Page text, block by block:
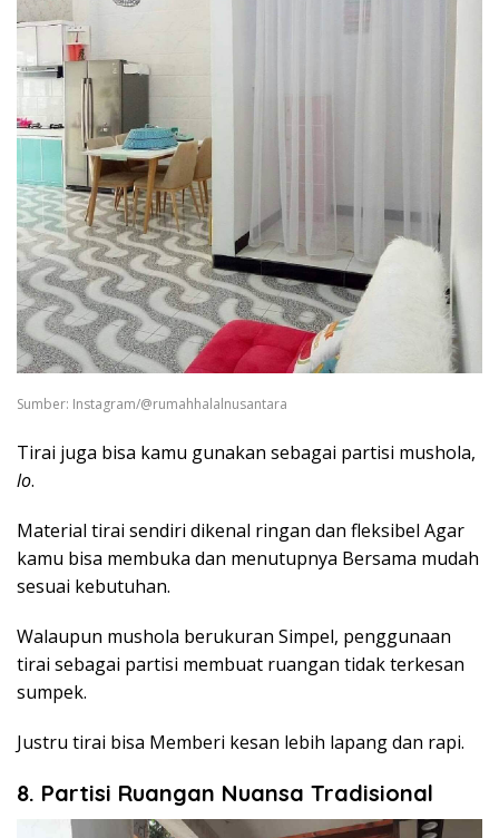
Sumber: Instagram/@rumahhalalnusantara
Tirai juga bisa kamu gunakan sebagai partisi mushola,
lo.
Material tirai sendiri dikenal ringan dan fleksibel Agar
kamu bisa membuka dan menutupnya Bersama mudah
sesuai kebutuhan.
Walaupun mushola berukuran Simpel, penggunaan
tirai sebagai partisi membuat ruangan tidak terkesan
sumpek.
Justru tirai bisa Memberi kesan lebih lapang dan rapi.
8. Partisi Ruangan Nuansa Tradisional